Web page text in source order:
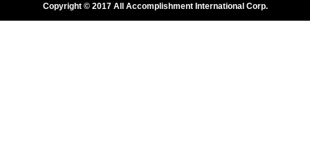
Copyright © 2017 All Accomplishment International Corp.